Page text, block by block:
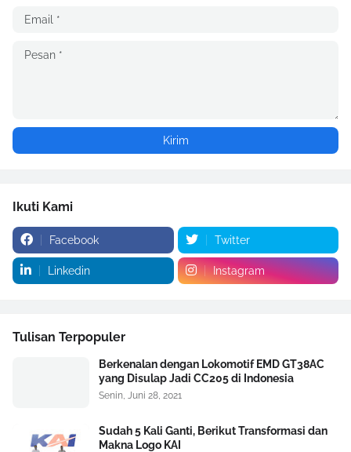
Ikuti Kami
Facebook Twitter
Linkedin Instagram
Tulisan Terpopuler
Berkenalan dengan Lokomotif EMD GT38AC
yang Disulap Jadi CC205 di Indonesia
Senin, Juni 28, 2021
Sudah 5 Kali Ganti, Berikut Transformasi dan
Makna Logo KAI